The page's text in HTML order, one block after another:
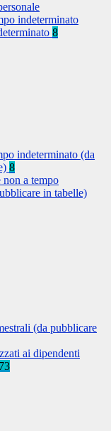
indeterminato
8
indeterminato (da
8
non a tempo
in tabelle)
(da pubblicare
ai dipendenti
73